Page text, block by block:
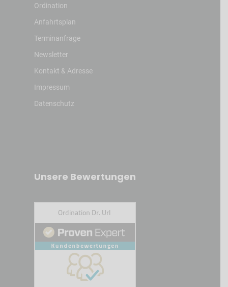
Ordination
Anfahrtsplan
Terminanfrage
Newsletter
Kontakt & Adresse
Impressum
Datenschutz
Unsere Bewertungen